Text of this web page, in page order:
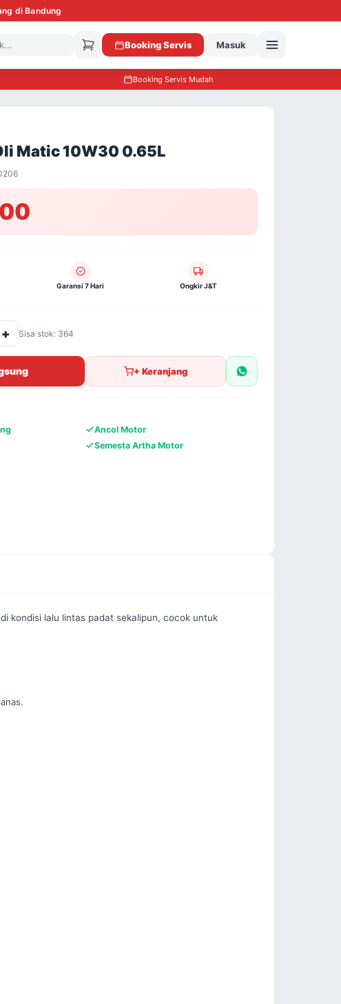
di Bandung
Booking Servis Masuk
Booking Servis Mudah
Matic 10W30 0.65L
Garansi 7 Hari Ongkir J&T
+ Sisa stok: 364
+ Keranjang
Ancol Motor
Semesta Artha Motor
kondisi lalu lintas padat sekalipun, cocok untuk